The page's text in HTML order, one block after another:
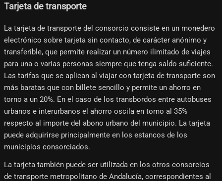
Tarjeta de transporte
La tarjeta de transporte del consorcio consiste en un monedero
electrónico sobre tarjeta sin contacto, de carácter anónimo y
transferible, que permite realizar un número ilimitado de viajes
para una o varias personas siempre que tenga saldo suficiente.
Las tarifas que se aplican al viajar con tarjeta de transporte son
más baratas que con billete sencillo y permite un ahorro en
torno a un 20%. En el caso de los transbordos entre autobuses
urbanos e interurbanos el ahorro oscila en torno al 35%
respecto al importe del abono urbano del municipio. La tarjeta
puede adquirirse principalmente en los estancos de los
municipios consorciados.
La tarjeta también puede ser utilizada en los otros consorcios
de transporte metropolitano de Andalucía, correspondientes al